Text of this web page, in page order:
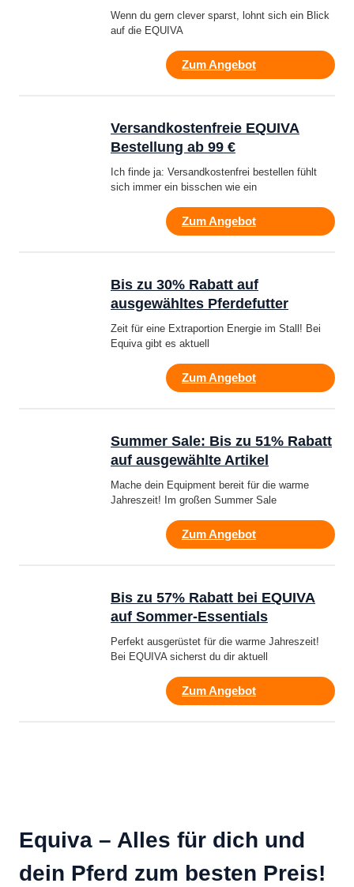
Wenn du gern clever sparst, lohnt sich ein Blick
auf die EQUIVA
Zum Angebot
Versandkostenfreie EQUIVA
Bestellung ab 99 €
Ich finde ja: Versandkostenfrei bestellen fühlt
sich immer ein bisschen wie ein
Zum Angebot
Bis zu 30% Rabatt auf
ausgewähltes Pferdefutter
Zeit für eine Extraportion Energie im Stall! Bei
Equiva gibt es aktuell
Zum Angebot
Summer Sale: Bis zu 51% Rabatt
auf ausgewählte Artikel
Mache dein Equipment bereit für die warme
Jahreszeit! Im großen Summer Sale
Zum Angebot
Bis zu 57% Rabatt bei EQUIVA
auf Sommer-Essentials
Perfekt ausgerüstet für die warme Jahreszeit!
Bei EQUIVA sicherst du dir aktuell
Zum Angebot
Equiva – Alles für dich und
dein Pferd zum besten Preis!